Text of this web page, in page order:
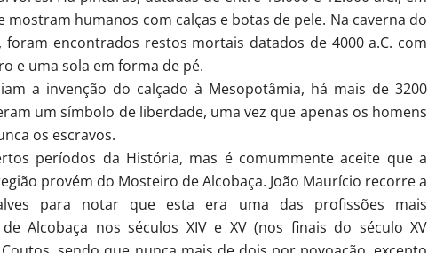
mostram humanos com calças e botas de pele. Na caverna do
foram encontrados restos mortais datados de 4000 a.C. com
e uma sola em forma de pé.
a invenção do calçado à Mesopotâmia, há mais de 3200
um símbolo de liberdade, uma vez que apenas os homens
os escravos.
períodos da História, mas é comummente aceite que a
provém do Mosteiro de Alcobaça. João Maurício recorre a
para notar que esta era uma das profissões mais
Alcobaça nos séculos XIV e XV (nos finais do século XV